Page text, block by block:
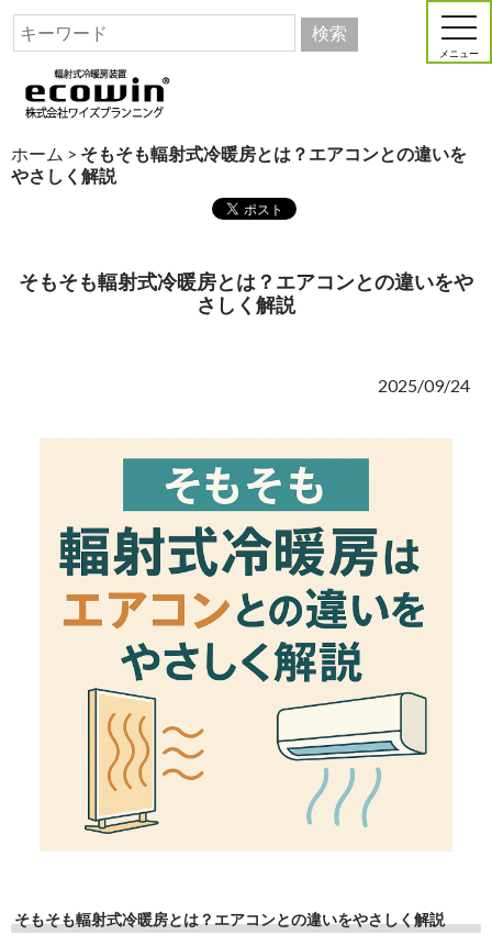
メニュー
ホーム > そもそも輻射式冷暖房とは？エアコンとの違いを
やさしく解説
そもそも輻射式冷暖房とは？エアコンとの違いをや
さしく解説
2025/09/24
そもそも輻射式冷暖房とは？エアコンとの違いをやさしく解説